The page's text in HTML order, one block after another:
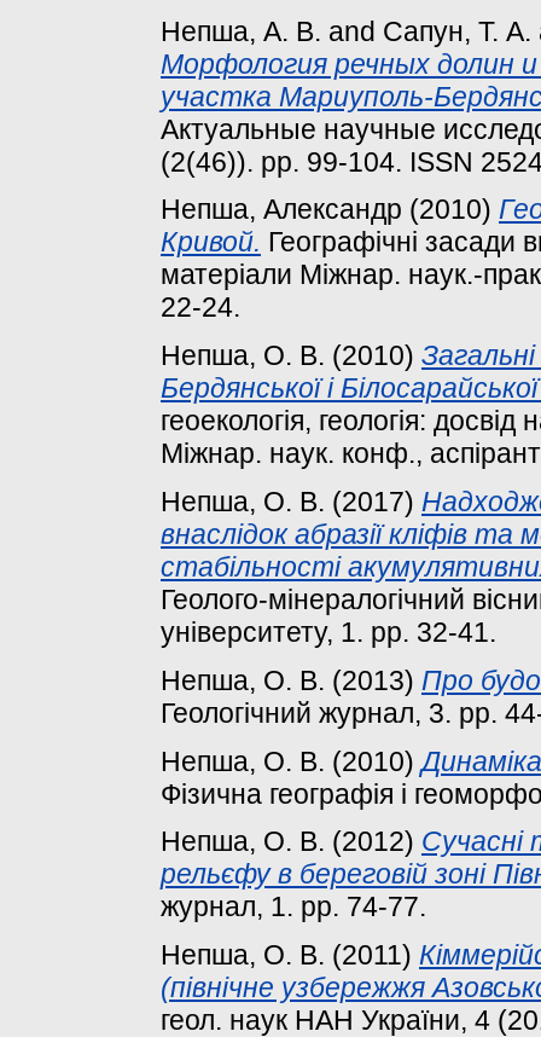
Непша, А. В. and Сапун, Т. А.
Морфология речных долин
участка Мариуполь-
Актуальные научные
(2(46)). pp. 99-104. ISSN
Непша, Александр (2010)
Кривой. Географічні засади
матеріали Міжнар. наук.-
22-24.
Непша, О. В. (2010)
Бердянської і
геоекологія, геологія:
Міжнар. наук. конф.,
Непша, О. В. (2017)
внаслідок абразії кліфів
стабільності
Геолого-мінералогічний
університету, 1. pp. 32-41.
Непша, О. В. (2013) Про
Геологічний журнал, 3. pp.
Непша, О. В. (2010)
Фізична географія і
Непша, О. В. (2012) Сучасні
рельєфу в береговій зоні
журнал, 1. pp. 74-77.
Непша, О. В. (2011)
(північне узбережжя
геол. наук НАН України, 4